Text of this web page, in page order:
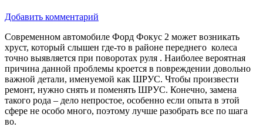
Добавить комментарий
Современном автомобиле Форд Фокус 2 может возникать
хруст, который слышен где-то в районе переднего колеса
точно выявляется при поворотах руля . Наиболее вероятная
причина данной проблемы кроется в повреждении довольно
важной детали, именуемой как ШРУС. Чтобы произвести
ремонт, нужно снять и поменять ШРУС. Конечно, замена
такого рода – дело непростое, особенно если опыта в этой
сфере не особо много, поэтому лучше разобрать все по шага
во.